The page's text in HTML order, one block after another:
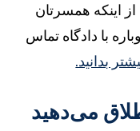
همسرتان
با دادگاه تماس
بدانید.
می‌دهید